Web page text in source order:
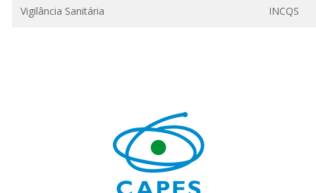
Vigilância Sanitária INCQS